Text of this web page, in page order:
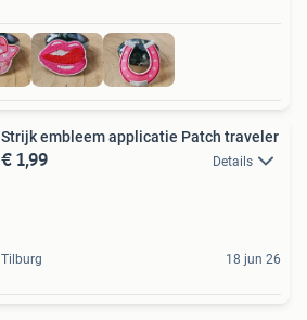
Strijk embleem applicatie Patch traveler
€ 1,99 Details
Tilburg 18 jun 26